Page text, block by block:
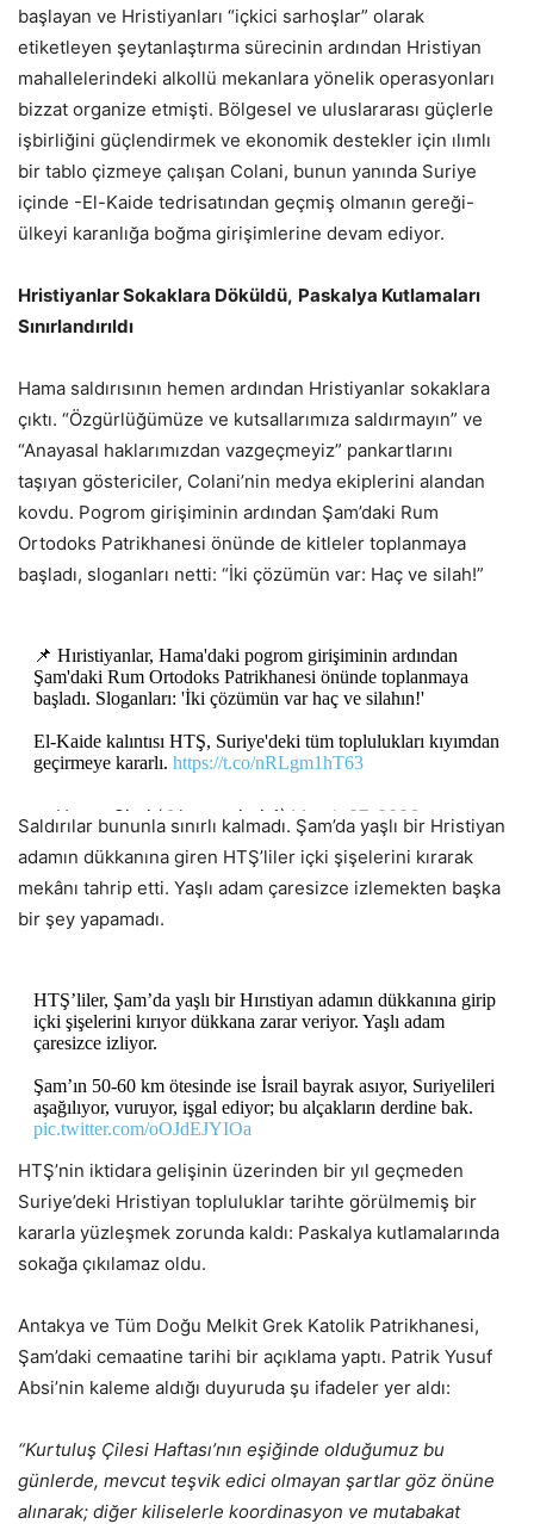
— Hasan Sivri (@hasansivri_1)March 27, 2026
başlayan ve Hristiyanları “içkici sarhoşlar” olarak
etiketleyen şeytanlaştırma sürecinin ardından Hristiyan
mahallelerindeki alkollü mekanlara yönelik operasyonları
bizzat organize etmişti. Bölgesel ve uluslararası güçlerle
işbirliğini güçlendirmek ve ekonomik destekler için ılımlı
bir tablo çizmeye çalışan Colani, bunun yanında Suriye
içinde -El-Kaide tedrisatından geçmiş olmanın gereği-
ülkeyi karanlığa boğma girişimlerine devam ediyor.
Hristiyanlar Sokaklara Döküldü, Paskalya Kutlamaları
Sınırlandırıldı
Hama saldırısının hemen ardından Hristiyanlar sokaklara
çıktı. “Özgürlüğümüze ve kutsallarımıza saldırmayın” ve
“Anayasal haklarımızdan vazgeçmeyiz” pankartlarını
taşıyan göstericiler, Colani’nin medya ekiplerini alandan
kovdu. Pogrom girişiminin ardından Şam’daki Rum
Ortodoks Patrikhanesi önünde de kitleler toplanmaya
başladı, sloganları netti: “İki çözümün var: Haç ve silah!”
📌 Hıristiyanlar, Hama'daki pogrom girişiminin ardından
Şam'daki Rum Ortodoks Patrikhanesi önünde toplanmaya
başladı. Sloganları: 'İki çözümün var haç ve silahın!'
El-Kaide kalıntısı HTŞ, Suriye'deki tüm toplulukları kıyımdan
geçirmeye kararlı. https://t.co/nRLgm1hT63
— Hasan Sivri (@hasansivri_1) March 27, 2026
Saldırılar bununla sınırlı kalmadı. Şam’da yaşlı bir Hristiyan
adamın dükkanına giren HTŞ’liler içki şişelerini kırarak
mekânı tahrip etti. Yaşlı adam çaresizce izlemekten başka
bir şey yapamadı.
HTŞ’liler, Şam’da yaşlı bir Hırıstiyan adamın dükkanına girip
içki şişelerini kırıyor dükkana zarar veriyor. Yaşlı adam
çaresizce izliyor.
Şam’ın 50-60 km ötesinde ise İsrail bayrak asıyor, Suriyelileri
aşağılıyor, vuruyor, işgal ediyor; bu alçakların derdine bak.
pic.twitter.com/oOJdEJYIOa
— Hasan Sivri (@hasansivri_1)March 29, 2026
HTŞ’nin iktidara gelişinin üzerinden bir yıl geçmeden
Suriye’deki Hristiyan topluluklar tarihte görülmemiş bir
kararla yüzleşmek zorunda kaldı: Paskalya kutlamalarında
sokağa çıkılamaz oldu.
Antakya ve Tüm Doğu Melkit Grek Katolik Patrikhanesi,
Şam’daki cemaatine tarihi bir açıklama yaptı. Patrik Yusuf
Absi’nin kaleme aldığı duyuruda şu ifadeler yer aldı:
“Kurtuluş Çilesi Haftası’nın eşiğinde olduğumuz bu
günlerde, mevcut teşvik edici olmayan şartlar göz önüne
alınarak; diğer kiliselerle koordinasyon ve mutabakat